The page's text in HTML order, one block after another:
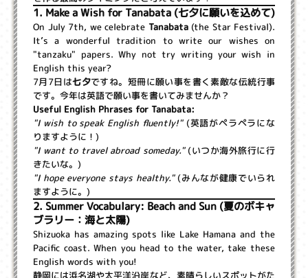
1. Make a Wish for Tanabata (七夕に願いを込めて)
On July 7th, we celebrate Tanabata(the Star Festival).
It’s a wonderful tradition to write our wishes on
"tanzaku" papers. Why not try writing your wish in
English this year?
7月7日は七夕ですね。短冊に願い事を書く素敵な伝統行事
です。今年は英語で願い事を書いてみませんか？
Useful English Phrases for Tanabata:
"I wish to speak English fluently!"(英語がペラペラにな
りますように！)
"I want to travel abroad someday."(いつか海外旅行に行
きたいな。)
"I hope everyone stays healthy."(みんなが健康でいられ
ますように。)
2. Summer Vocabulary: Beach and Sun (夏のボキャ
ブラリー：海と太陽)
Shizuoka has amazing spots like Lake Hamana and the
Pacific coast. When you head to the water, take these
English words with you!
静岡には浜名湖や太平洋沿岸など、素晴らしいスポットがた